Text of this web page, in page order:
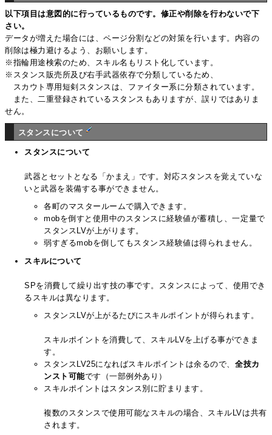
以下項目は意図的に行っているものです。修正や削除を行わないで下
さい。
データが増えた場合には、ページ分割などの対策を行います。内容の
削除は極力避けるよう、お願いします。
※指輪用途検索のため、スキル名もリスト化しています。
※スタンス販売所及び右手武器依存で分類しているため、
スカウト専用短剣スタンスは、ファイター系に分類されています。
また、二重登録されているスタンスもありますが、誤りではありま
せん。
スタンスについて
スタンスについて
武器とセットとなる「かまえ」です。対応スタンスを覚えていな
いと武器を装備する事ができません。
各町のマスタールームで購入できます。
mobを倒すと使用中のスタンスに経験値が蓄積し、一定量で
スタンスLVが上がります。
弱すぎるmobを倒してもスタンス経験値は得られません。
スキルについて
SPを消費して繰り出す技の事です。スタンスによって、使用でき
るスキルは異なります。
スタンスLVが上がるたびにスキルポイントが得られます。
スキルポイントを消費して、スキルLVを上げる事ができま
す。
スタンスLV25になればスキルポイントは余るので、 全技カ
ンスト可能です（一部例外あり）
スキルポイントはスタンス別に貯まります。
複数のスタンスで使用可能なスキルの場合、スキルLVは共有
されます。